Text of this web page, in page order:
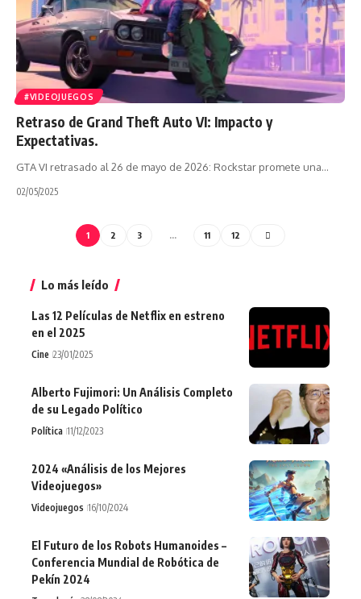
#VIDEOJUEGOS
Retraso de Grand Theft Auto VI: Impacto y
Expectativas.
GTA VI retrasado al 26 de mayo de 2026: Rockstar promete una…
02/05/2025
1 2 3 … 11 12
Lo más leído
Las 12 Películas de Netflix en estreno
en el 2025
Cine 23/01/2025
Alberto Fujimori: Un Análisis Completo
de su Legado Político
Política 11/12/2023
2024 «Análisis de los Mejores
Videojuegos»
Videojuegos 16/10/2024
El Futuro de los Robots Humanoides –
Conferencia Mundial de Robótica de
Pekín 2024